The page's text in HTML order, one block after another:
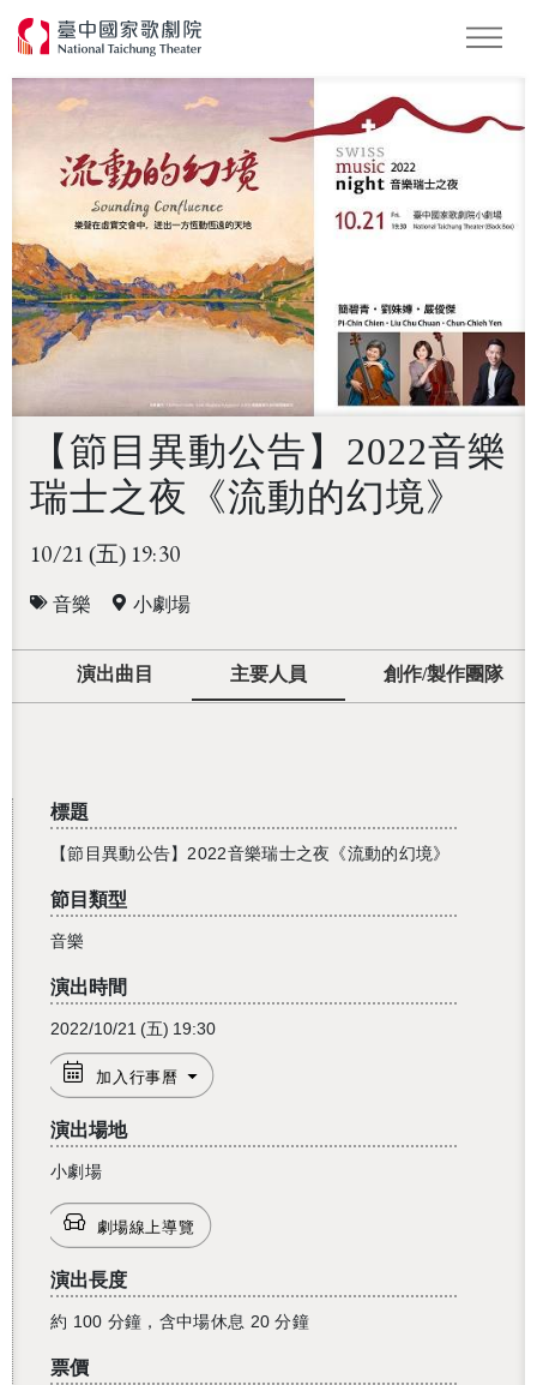
【節目異動公告】2022音樂
瑞士之夜《流動的幻境》
10/21 (五) 19:30
音樂 小劇場
演出曲目 主要人員 創作/製作團隊
標題
【節目異動公告】2022音樂瑞士之夜《流動的幻境》
節目類型
音樂
演出時間
2022/10/21 (五) 19:30
加入行事曆
演出場地
小劇場
劇場線上導覽
演出長度
約 100 分鐘，含中場休息 20 分鐘
票價
Podcast 2026 NTT遇見巨人